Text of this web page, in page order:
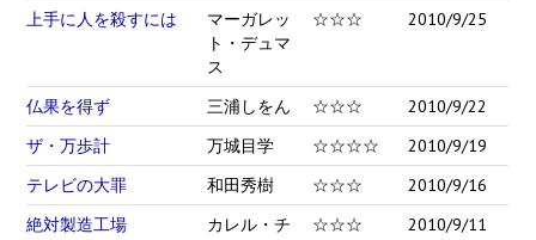
上手に人を殺すには
マーガレッ
ト・デュマ
ス
☆☆☆ 2010/9/25
仏果を得ず 三浦しをん ☆☆☆
2010/9/22
ザ・万歩計
万城目学 ☆☆☆☆
2010/9/19
テレビの大罪
和田秀樹 ☆☆☆
2010/9/16
絶対製造工場
カレル・チ
☆☆☆ 2010/9/11